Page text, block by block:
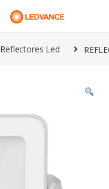
Reflectores Led